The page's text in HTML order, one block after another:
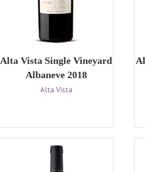
Alta Vista Single Vineyard
Albaneve 2018
Alta Vista